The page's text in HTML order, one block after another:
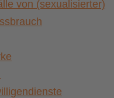
von (sexualisierter)